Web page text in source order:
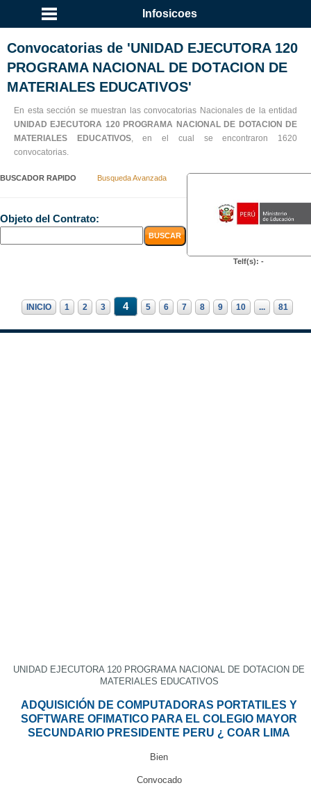
Infosicoes
Convocatorias de 'UNIDAD EJECUTORA 120
PROGRAMA NACIONAL DE DOTACION DE
MATERIALES EDUCATIVOS'
En esta sección se muestran las convocatorias Nacionales de la entidad
UNIDAD EJECUTORA 120 PROGRAMA NACIONAL DE DOTACION DE
MATERIALES EDUCATIVOS, en el cual se encontraron 1620
convocatorias.
BUSCADOR RAPIDO Busqueda Avanzada
Objeto del Contrato:
Telf(s): -
INICIO 1 2 3 4 5 6 7 8 9 10 ... 81
UNIDAD EJECUTORA 120 PROGRAMA NACIONAL DE DOTACION DE
MATERIALES EDUCATIVOS
ADQUISICIÓN DE COMPUTADORAS PORTATILES Y
SOFTWARE OFIMATICO PARA EL COLEGIO MAYOR
SECUNDARIO PRESIDENTE PERU ¿ COAR LIMA
Bien
Convocado